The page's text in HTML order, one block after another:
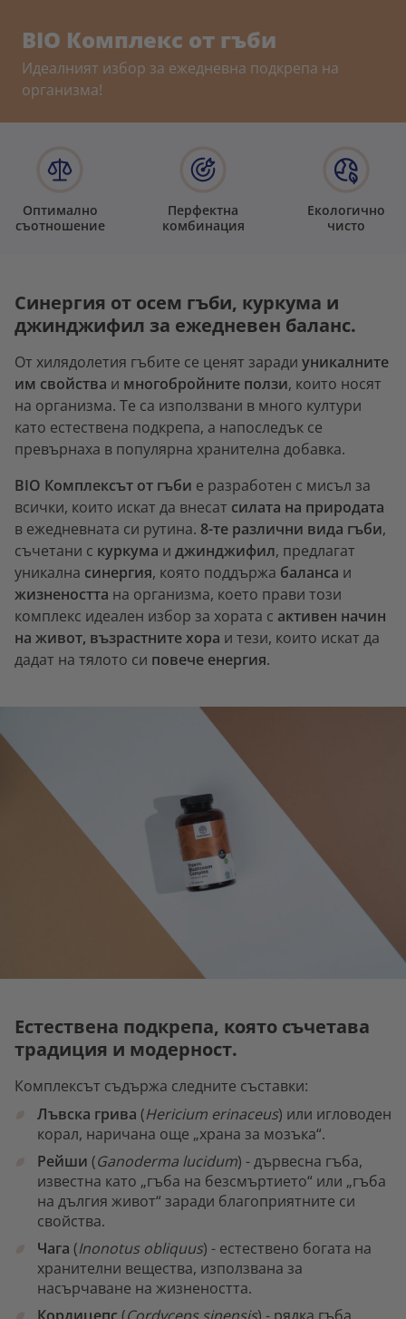
BIO Комплекс от гъби
Идеалният избор за ежедневна подкрепа на
организма!
Оптимално
съотношение
Перфектна
комбинация
Екологично
чисто
Синергия от осем гъби, куркума и
джинджифил за ежедневен баланс.
От хилядолетия гъбите се ценят заради уникалните
им свойства и многобройните ползи, които носят
на организма. Те са използвани в много култури
като естествена подкрепа, а напоследък се
превърнаха в популярна хранителна добавка.
BIO Комплексът от гъби е разработен с мисъл за
всички, които искат да внесат силата на природата
в ежедневната си рутина. 8-те различни вида гъби,
съчетани с куркума и джинджифил, предлагат
уникална синергия, която поддържа баланса и
жизнеността на организма, което прави този
комплекс идеален избор за хората с активен начин
на живот, възрастните хора и тези, които искат да
дадат на тялото си повече енергия.
Естествена подкрепа, която съчетава
традиция и модерност.
Комплексът съдържа следните съставки:
Лъвска грива (Hericium erinaceus) или игловоден
корал, наричана още „храна за мозъка“.
Рейши (Ganoderma lucidum) - дървесна гъба,
известна като „гъба на безсмъртието“ или „гъба
на дългия живот“ заради благоприятните си
свойства.
Чага (Inonotus obliquus) - естествено богата на
хранителни вещества, използвана за
насърчаване на жизнеността.